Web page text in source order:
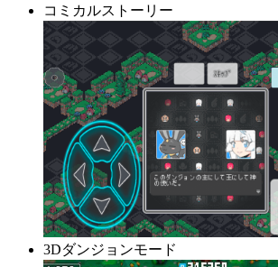
コミカルストーリー
3Dダンジョンモード